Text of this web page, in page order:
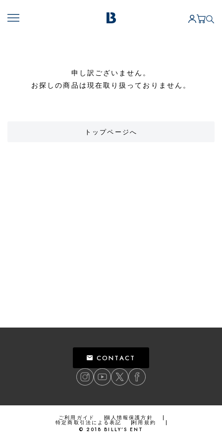
申し訳ございません。
お探しの商品は現在取り扱っておりません。
トップページへ
CONTACT
ご利用ガイド 個人情報保護方針
特定商取引法による表記
利用規約
© 2018 BILLY’S ENT